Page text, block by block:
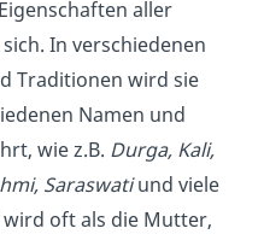
aller
In verschiedenen
Traditionen wird sie
Namen und
wie z.B. Durga, Kali,
Saraswatiund viele
wird oft als die Mutter,